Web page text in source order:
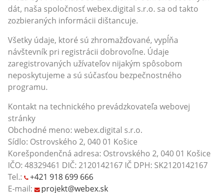
dát, naša spoločnosť webex.digital s.r.o. sa od takto
zozbieraných informácii dištancuje.
Všetky údaje, ktoré sú zhromažďované, vypĺňa
návštevník pri registrácii dobrovoľne. Údaje
zaregistrovaných užívateľov nijakým spôsobom
neposkytujeme a sú súčasťou bezpečnostného
programu.
Kontakt na technického prevádzkovateľa webovej
stránky
Obchodné meno: webex.digital s.r.o.
Sídlo: Ostrovského 2, 040 01 Košice
Korešpondenčná adresa: Ostrovského 2, 040 01 Košice
IČO: 48329461 DIČ: 2120142167 IČ DPH: SK2120142167
Tel.:
+421 918 699 666
E-mail:
projekt@webex.sk